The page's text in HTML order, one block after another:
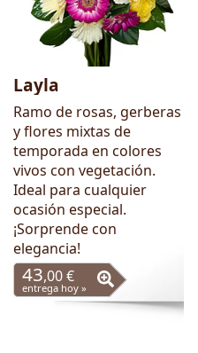
Layla
Ramo de rosas, gerberas
y flores mixtas de
temporada en colores
vivos con vegetación.
Ideal para cualquier
ocasión especial.
¡Sorprende con
elegancia!
43,00 €
entrega hoy »